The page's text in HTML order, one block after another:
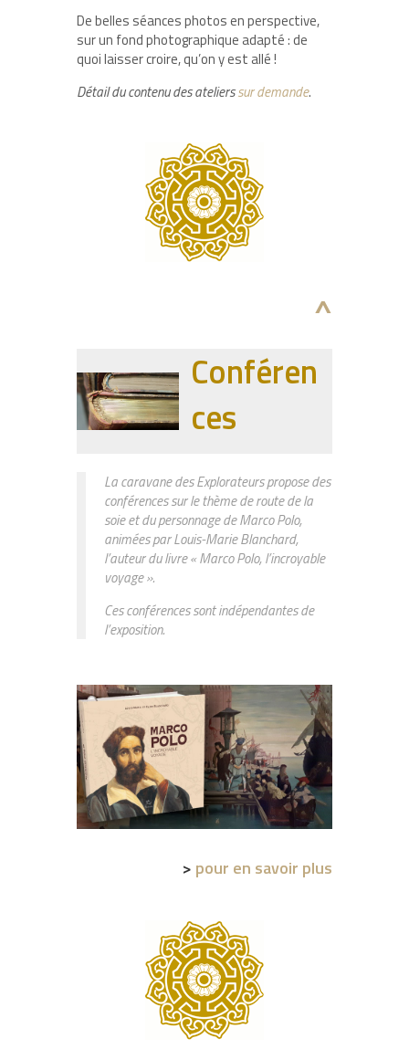
De belles séances photos en perspective,
sur un fond photographique adapté : de
quoi laisser croire, qu’on y est allé !
Détail du contenu des atelierssur demande.
^
Conféren
ces
La caravane des Explorateurs propose des
conférences sur le thème de route de la
soie et du personnage de Marco Polo,
animées par Louis-Marie Blanchard,
l’auteur du livre « Marco Polo, l’incroyable
voyage ».
Ces conférences sont indépendantes de
l’exposition.
> pour en savoir plus